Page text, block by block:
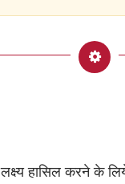
लक्ष्य हासिल करने के